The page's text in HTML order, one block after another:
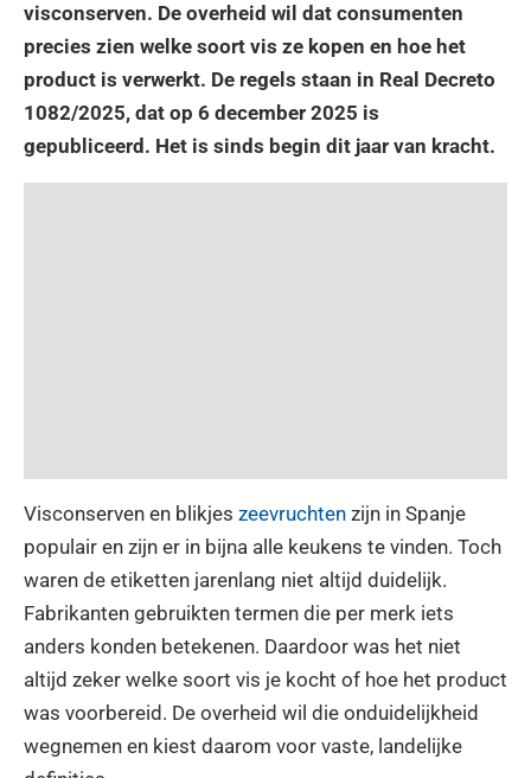
visconserven. De overheid wil dat consumenten
precies zien welke soort vis ze kopen en hoe het
product is verwerkt. De regels staan in Real Decreto
1082/2025, dat op 6 december 2025 is
gepubliceerd. Het is sinds begin dit jaar van kracht.
Visconserven en blikjes zeevruchten zijn in Spanje
populair en zijn er in bijna alle keukens te vinden. Toch
waren de etiketten jarenlang niet altijd duidelijk.
Fabrikanten gebruikten termen die per merk iets
anders konden betekenen. Daardoor was het niet
altijd zeker welke soort vis je kocht of hoe het product
was voorbereid. De overheid wil die onduidelijkheid
wegnemen en kiest daarom voor vaste, landelijke